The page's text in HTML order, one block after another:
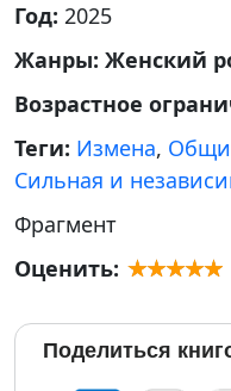
Год: 2025
Жанры: Женский
Возрастное
Теги: Измена,
Сильная и
Фрагмент
Оценить:
Поделиться